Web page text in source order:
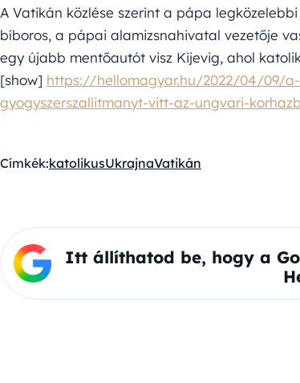
A Vatikán közlése szerint a pápa
bíboros, a pápai alamizsnahivatal vezetője
egy újabb mentőautót visz Kijevig, ahol
[show] https://hellomagyar.hu/2022/04/09/
gyogyszerszallitmanyt-vitt-az-ungvari-
Címkék:katolikusUkrajnaVatikán
Itt állíthatod be, hogy a